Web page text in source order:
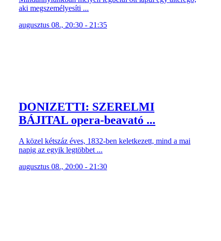
aki megszemélyesíti ...
augusztus 08., 20:30 - 21:35
DONIZETTI: SZERELMI
BÁJITAL opera-beavató ...
A közel kétszáz éves, 1832-ben keletkezett, mind a mai
napig az egyik legtöbbet ...
augusztus 08., 20:00 - 21:30